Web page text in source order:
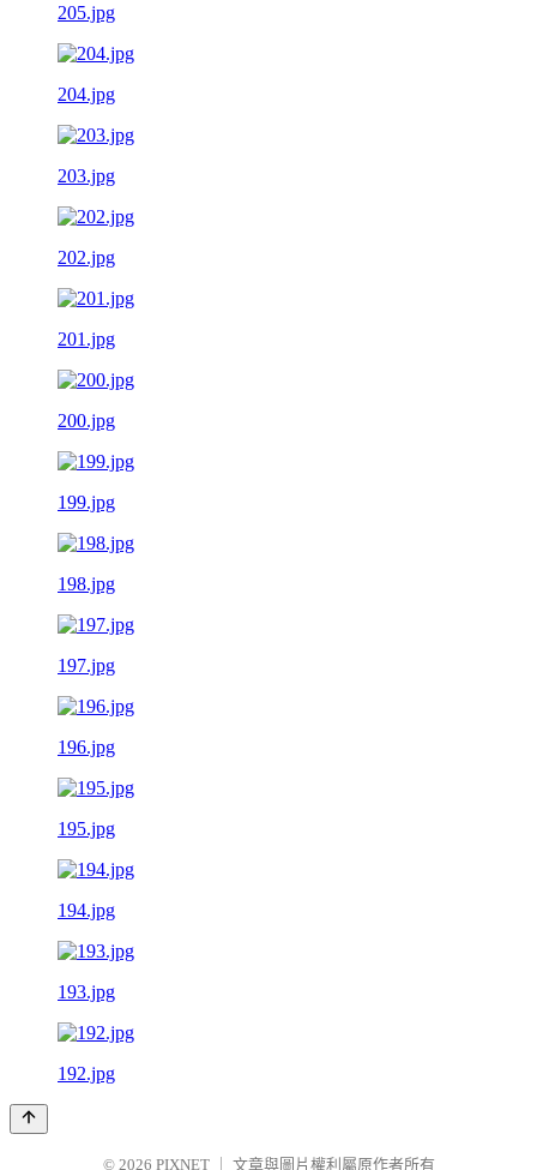
205.jpg
204.jpg
203.jpg
202.jpg
201.jpg
200.jpg
199.jpg
198.jpg
197.jpg
196.jpg
195.jpg
194.jpg
193.jpg
192.jpg
© 2026 PIXNET 文章與圖片權利屬原作者所有